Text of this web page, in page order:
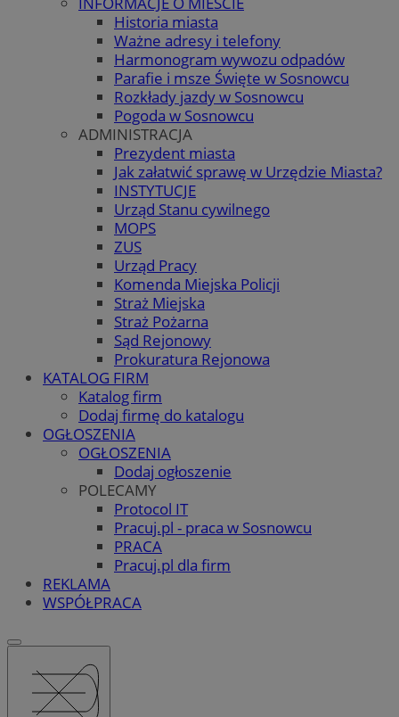
Historia miasta
Ważne adresy i telefony
Harmonogram wywozu odpadów
Parafie i msze Święte w Sosnowcu
Rozkłady jazdy w Sosnowcu
Pogoda w Sosnowcu
ADMINISTRACJA
Prezydent miasta
Jak załatwić sprawę w Urzędzie Miasta?
INSTYTUCJE
Urząd Stanu cywilnego
MOPS
ZUS
Urząd Pracy
Komenda Miejska Policji
Straż Miejska
Straż Pożarna
Sąd Rejonowy
Prokuratura Rejonowa
KATALOG FIRM
Katalog firm
Dodaj firmę do katalogu
OGŁOSZENIA
OGŁOSZENIA
Dodaj ogłoszenie
POLECAMY
Protocol IT
Pracuj.pl - praca w Sosnowcu
PRACA
Pracuj.pl dla firm
REKLAMA
WSPÓŁPRACA